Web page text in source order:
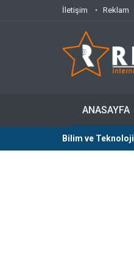
İletişim Reklam
ANASAYFA
Bilim ve Teknoloji